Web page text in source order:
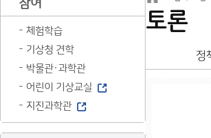
참여
체험학습
기상청 견학
박물관·과학관
어린이 기상교실
지진과학관
토론
정